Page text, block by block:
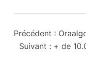
Précédent :
Suivant : + de